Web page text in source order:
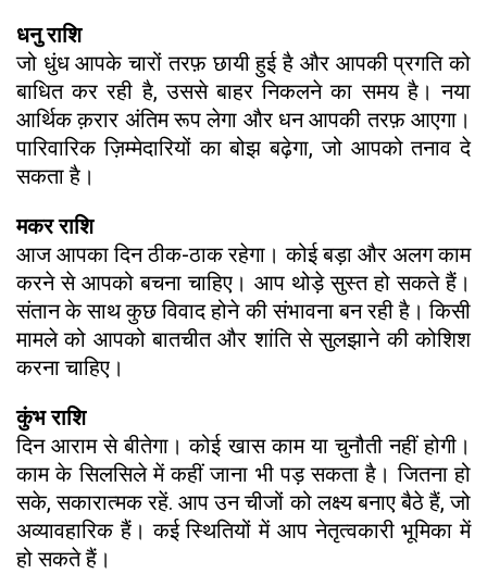
धनु राशि
जो धुंध आपके चारों तरफ़ छायी हुई है और आपकी प्रगति को
बाधित कर रही है, उससे बाहर निकलने का समय है। नया
आर्थिक क़रार अंतिम रूप लेगा और धन आपकी तरफ़ आएगा।
पारिवारिक ज़िम्मेदारियों का बोझ बढ़ेगा, जो आपको तनाव दे
सकता है।
मकर राशि
आज आपका दिन ठीक-ठाक रहेगा। कोई बड़ा और अलग काम
करने से आपको बचना चाहिए। आप थोड़े सुस्त हो सकते हैं।
संतान के साथ कुछ विवाद होने की संभावना बन रही है। किसी
मामले को आपको बातचीत और शांति से सुलझाने की कोशिश
करना चाहिए।
कुंभ राशि
दिन आराम से बीतेगा। कोई खास काम या चुनौती नहीं होगी।
काम के सिलसिले में कहीं जाना भी पड़ सकता है। जितना हो
सके, सकारात्मक रहें. आप उन चीजों को लक्ष्य बनाए बैठे हैं, जो
अव्यावहारिक हैं। कई स्थितियों में आप नेतृत्वकारी भूमिका में
हो सकते हैं।